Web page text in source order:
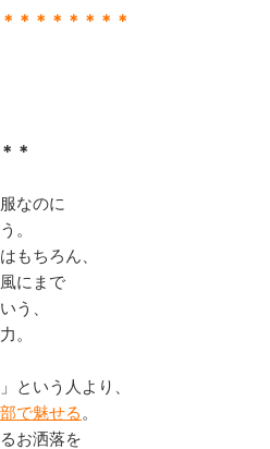
＊＊＊＊＊＊＊
＊
なのに
。
もちろん、
にまで
う、
。
という人より、
で魅せる 。
お洒落を